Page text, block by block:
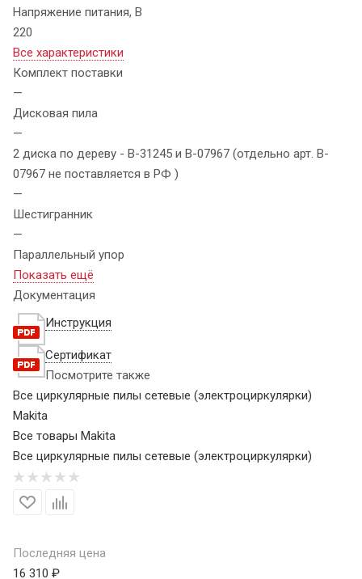
Напряжение питания, В
220
Все характеристики
Комплект поставки
—
Дисковая пила
—
2 диска по дереву - B-31245 и B-07967 (отдельно арт. B-
07967 не поставляется в РФ )
—
Шестигранник
—
Параллельный упор
Показать ещё
Документация
Инструкция
Сертификат
Посмотрите также
Все циркулярные пилы сетевые (электроциркулярки)
Makita
Все товары Makita
Все циркулярные пилы сетевые (электроциркулярки)
Последняя цена
16 310 ₽